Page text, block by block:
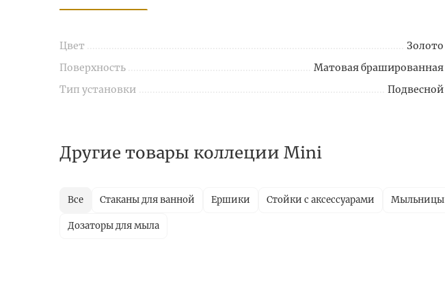
Цвет
Золото
Поверхность
Матовая брашированная
Тип установки
Подвесной
Другие товары коллеции Mini
Все Стаканы для ванной Ершики Стойки с аксессуарами Мыльницы
Дозаторы для мыла